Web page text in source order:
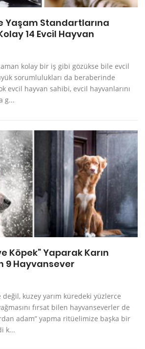
Yaşam Standartlarına
14 Evcil Hayvan
zaman kolay bir iş gibi gözükse bile evcil
sorumlulukları da beraberinde
evcil hayvan sahibi, evcil hayvanlarını
g...
Köpek” Yaparak Karın
9 Hayvansever
kuzey yarım küredeki yüzlerce
fırsat bilen hayvanseverler de
adam” yapma ritüelimize başka bir
k...